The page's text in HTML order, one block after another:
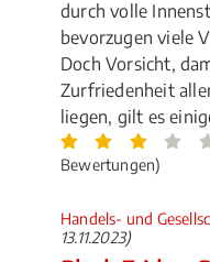
durch volle
bevorzugen viele
Doch Vorsicht,
Zurfriedenheit
liegen, gilt es
Bewertungen)
Handels- und
13.11.2023)